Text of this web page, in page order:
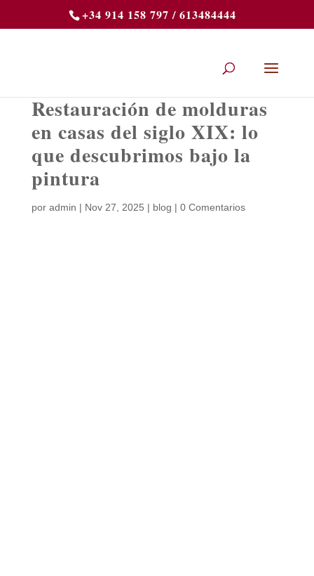
+34 914 158 797 / 613484444
Restauración de molduras
en casas del siglo XIX: lo
que descubrimos bajo la
pintura
por admin | Nov 27, 2025 | blog | 0 Comentarios